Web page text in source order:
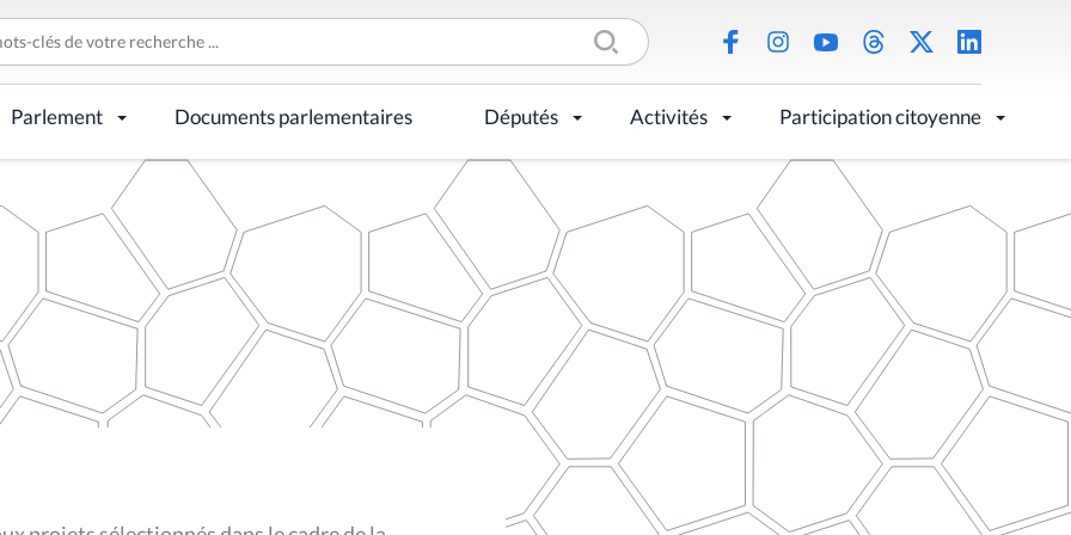
Parlement Documents parlementaires Députés Activités Participation citoyenne